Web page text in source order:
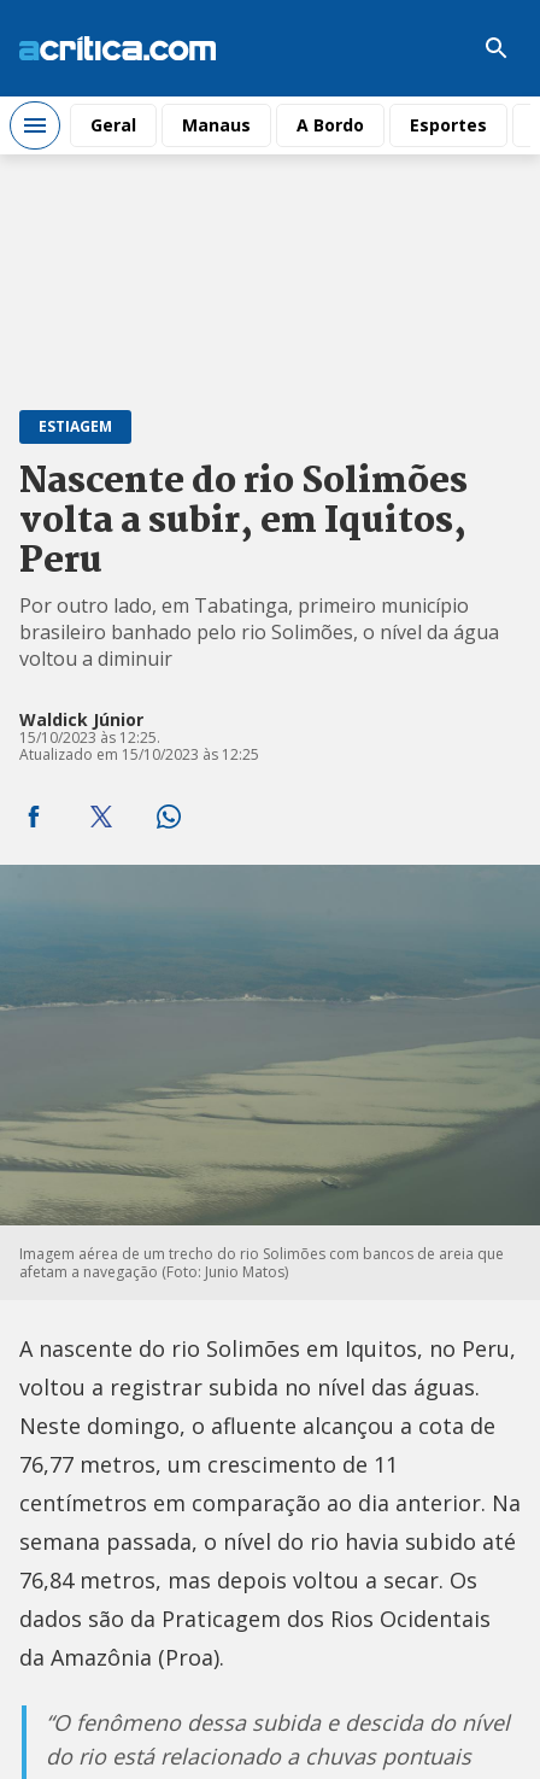
Geral Manaus A Bordo Esportes
ESTIAGEM
Nascente do rio Solimões
volta a subir, em Iquitos,
Peru
Por outro lado, em Tabatinga, primeiro município
brasileiro banhado pelo rio Solimões, o nível da água
voltou a diminuir
Waldick Júnior
15/10/2023 às 12:25.
Atualizado em 15/10/2023 às 12:25
Imagem aérea de um trecho do rio Solimões com bancos de areia que
afetam a navegação (Foto: Junio Matos)
A nascente do rio Solimões em Iquitos, no Peru,
voltou a registrar subida no nível das águas.
Neste domingo, o afluente alcançou a cota de
76,77 metros, um crescimento de 11
centímetros em comparação ao dia anterior. Na
semana passada, o nível do rio havia subido até
76,84 metros, mas depois voltou a secar. Os
dados são da Praticagem dos Rios Ocidentais
da Amazônia (Proa).
“O fenômeno dessa subida e descida do nível
do rio está relacionado a chuvas pontuais